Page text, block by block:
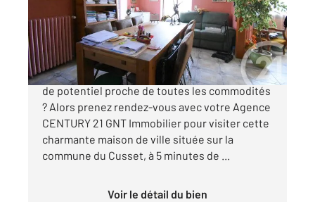
Maison à vendre
150 000 €
Vous recherchez une maison avec beaucoup
de potentiel proche de toutes les commodités
? Alors prenez rendez-vous avec votre Agence
CENTURY 21 GNT Immobilier pour visiter cette
charmante maison de ville située sur la
commune du Cusset, à 5 minutes de ...
Voir le détail du bien